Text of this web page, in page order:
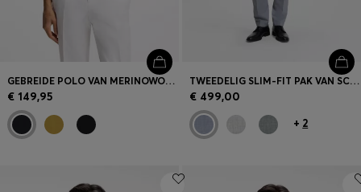
GEBREIDE POLO VAN MERINOWOL MET JOHNNY-KRAAG
€ 149,95
TWEEDELIG SLIM-FIT PAK VAN SCHEERWOL
€ 499,00
+ 2